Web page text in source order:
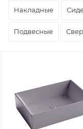
Накладные
Подвесные